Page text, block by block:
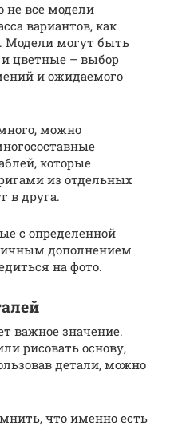
не все модели
вариантов, как
Модели могут быть
цветные – выбор
и ожидаемого
можно
которые
из отдельных
в друга.
с определенной
дополнением
на фото.
важное значение.
рисовать основу,
детали, можно
что именно есть